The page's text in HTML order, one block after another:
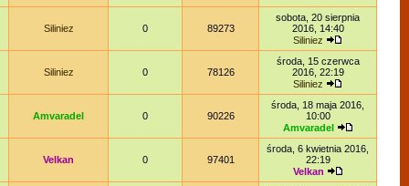
Siliniez 0 89273
sobota, 20 sierpnia
2016, 14:40
Siliniez
Siliniez 0 78126
środa, 15 czerwca
2016, 22:19
Siliniez
Amvaradel 0 90226
środa, 18 maja 2016,
10:00
Amvaradel
Velkan 0 97401
środa, 6 kwietnia 2016,
22:19
Velkan